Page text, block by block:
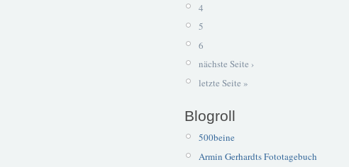
4
5
6
nächste Seite ›
letzte Seite »
Blogroll
500beine
Armin Gerhardts Fototagebuch